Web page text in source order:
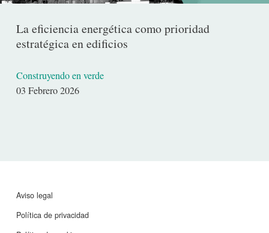
La eficiencia energética como prioridad
estratégica en edificios
Construyendo en verde
Fecha03 Febrero 2026
Aviso legal
Política de privacidad